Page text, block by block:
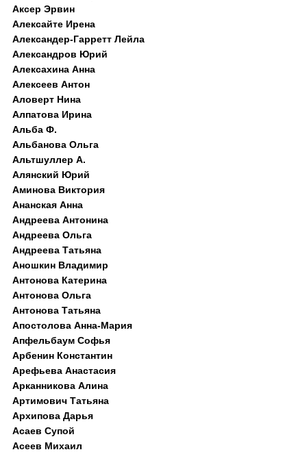
Аксер Эрвин
Алексайте Ирена
Александер-Гарретт Лейла
Александров Юрий
Алексахина Анна
Алексеев Антон
Аловерт Нина
Алпатова Ирина
Альба Ф.
Альбанова Ольга
Альтшуллер А.
Алянский Юрий
Аминова Виктория
Ананская Анна
Андреева Антонина
Андреева Ольга
Андреева Татьяна
Аношкин Владимир
Антонова Катерина
Антонова Ольга
Антонова Татьяна
Апостолова Анна-Мария
Апфельбаум Софья
Арбенин Константин
Арефьева Анастасия
Арканникова Алина
Артимович Татьяна
Архипова Дарья
Асаев Супой
Асеев Михаил